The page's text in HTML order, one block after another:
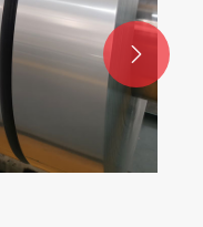
